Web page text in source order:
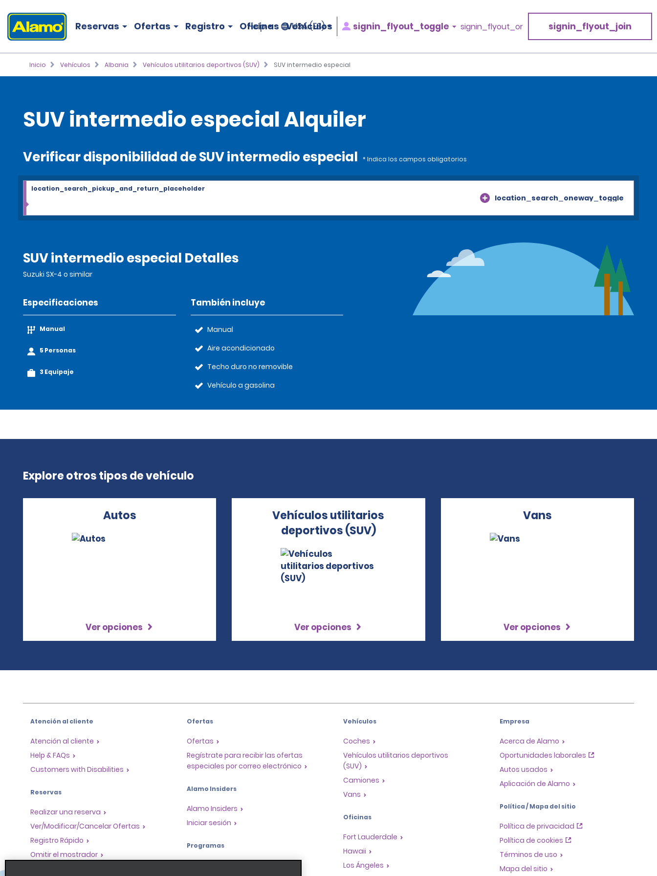
Reservas Ofertas Registro Oficinas Vehículos
Help USA (ES) signin_flyout_toggle signin_flyout_or signin_flyout_join
Inicio Vehículos Albania Vehículos utilitarios deportivos (SUV) SUV intermedio especial
SUV intermedio especial Alquiler
Verificar disponibilidad de SUV intermedio especial * Indica los campos obligatorios
location_search_oneway_toggle
location_search_pickup_and_return_placeholder
SUV intermedio especial Detalles
Suzuki SX-4 o similar
Especificaciones
Manual
5 Personas
3 Equipaje
También incluye
Manual
Aire acondicionado
Techo duro no removible
Vehículo a gasolina
Explore otros tipos de vehículo
Autos
Ver opciones
Vehículos utilitarios
deportivos (SUV)
Ver opciones
Vans
Ver opciones
Atención al cliente
Atención al cliente
Help & FAQs
Customers with Disabilities
Reservas
Realizar una reserva
Ver/Modificar/Cancelar Ofertas
Registro Rápido
Omitir el mostrador
Ofertas
Ofertas
Regístrate para recibir las ofertas
especiales por correo electrónico
Alamo Insiders
Alamo Insiders
Iniciar sesión
Programas
Vehículos
Coches
Vehículos utilitarios deportivos
(SUV)
Camiones
Vans
Oficinas
Fort Lauderdale
Hawaii
Los Ángeles
Empresa
Acerca de Alamo
Oportunidades laborales
Autos usados
Aplicación de Alamo
Política / Mapa del sitio
Política de privacidad
Política de cookies
Términos de uso
Mapa del sitio